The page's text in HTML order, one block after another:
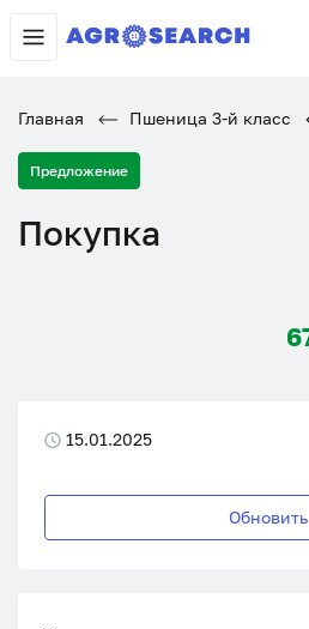
Главная Пшеница 3-й класс
Предложение
Покупка
15.01.2025
Обновить